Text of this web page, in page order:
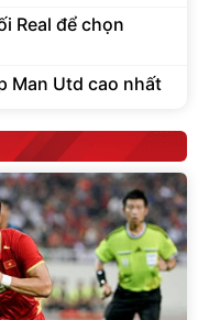
Real để chọn
Man Utd cao nhất